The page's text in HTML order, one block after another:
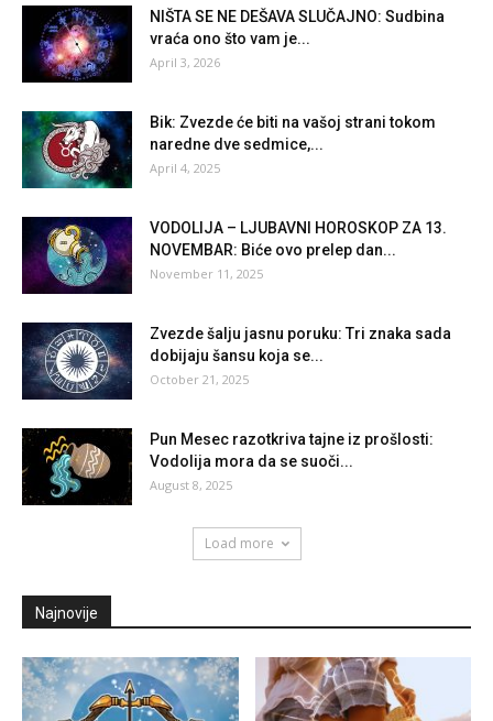
NIŠTA SE NE DEŠAVA SLUČAJNO: Sudbina
vraća ono što vam je...
April 3, 2026
Bik: Zvezde će biti na vašoj strani tokom
naredne dve sedmice,...
April 4, 2025
VODOLIJA – LJUBAVNI HOROSKOP ZA 13.
NOVEMBAR: Biće ovo prelep dan...
November 11, 2025
Zvezde šalju jasnu poruku: Tri znaka sada
dobijaju šansu koja se...
October 21, 2025
Pun Mesec razotkriva tajne iz prošlosti:
Vodolija mora da se suoči...
August 8, 2025
Load more
Najnovije